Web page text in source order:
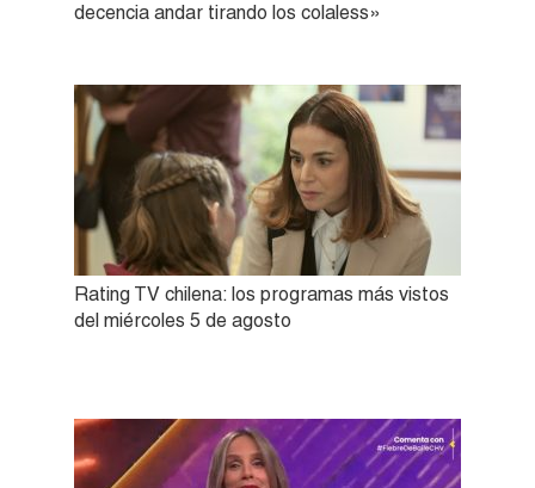
decencia andar tirando los colaless»
Rating TV chilena: los programas más vistos
del miércoles 5 de agosto